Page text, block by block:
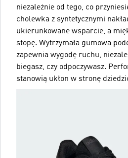
niezależnie od tego, co
cholewka z syntetycznymi
ukierunkowane wsparcie, a
stopę. Wytrzymała gumowa
zapewnia wygodę ruchu,
biegasz, czy odpoczywasz.
stanowią ukłon w stronę